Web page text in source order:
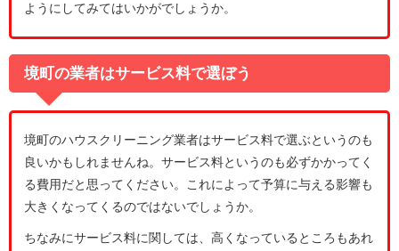
ようにしてみてはいかがでしょうか。
境町の業者はサービス料で選ぼう
境町のハウスクリーニング業者はサービス料で選ぶというのも
良いかもしれませんね。サービス料というのも必ずかかってく
る費用だと思ってください。これによって予算に与える影響も
大きくなってくるのではないでしょうか。
ちなみにサービス料に関しては、高くなっているところもあれ